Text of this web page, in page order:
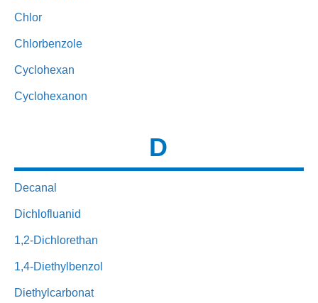
Chlor
Chlorbenzole
Cyclohexan
Cyclohexanon
D
Decanal
Dichlofluanid
1,2-Dichlorethan
1,4-Diethylbenzol
Diethylcarbonat